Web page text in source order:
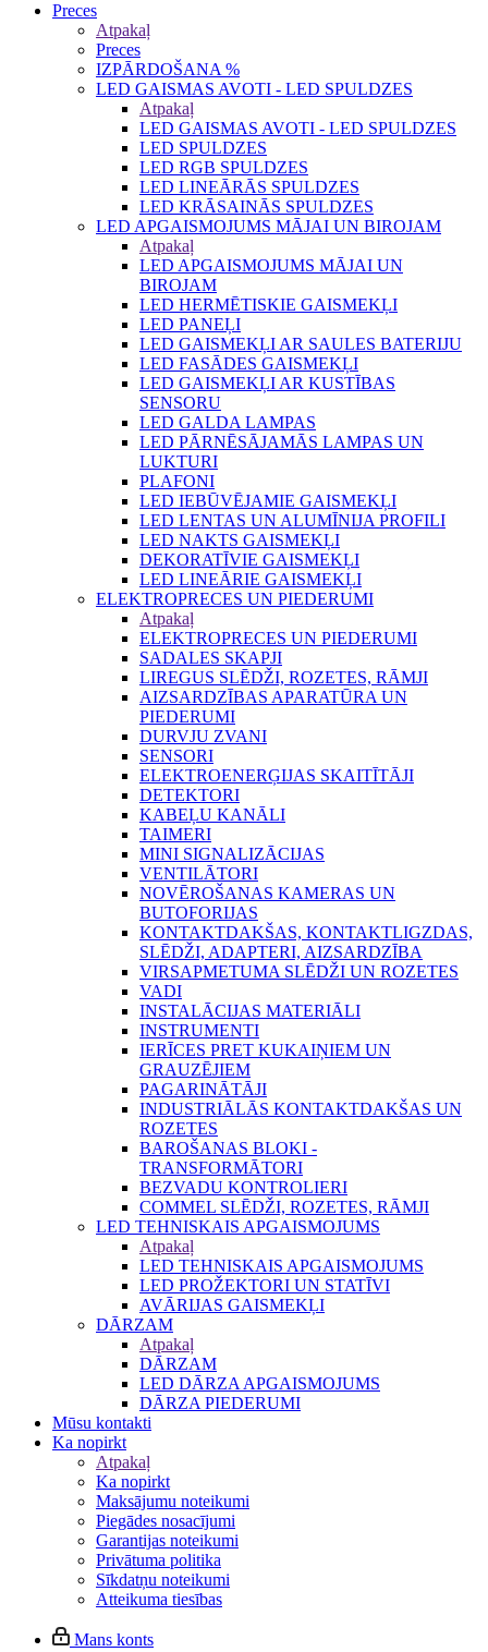
Preces
Atpakaļ
Preces
IZPĀRDOŠANA %
LED GAISMAS AVOTI - LED SPULDZES
Atpakaļ
LED GAISMAS AVOTI - LED SPULDZES
LED SPULDZES
LED RGB SPULDZES
LED LINEĀRĀS SPULDZES
LED KRĀSAINĀS SPULDZES
LED APGAISMOJUMS MĀJAI UN BIROJAM
Atpakaļ
LED APGAISMOJUMS MĀJAI UN
BIROJAM
LED HERMĒTISKIE GAISMEKĻI
LED PANEĻI
LED GAISMEKĻI AR SAULES BATERIJU
LED FASĀDES GAISMEKĻI
LED GAISMEKĻI AR KUSTĪBAS
SENSORU
LED GALDA LAMPAS
LED PĀRNĒSĀJAMĀS LAMPAS UN
LUKTURI
PLAFONI
LED IEBŪVĒJAMIE GAISMEKĻI
LED LENTAS UN ALUMĪNIJA PROFILI
LED NAKTS GAISMEKĻI
DEKORATĪVIE GAISMEKĻI
LED LINEĀRIE GAISMEKĻI
ELEKTROPRECES UN PIEDERUMI
Atpakaļ
ELEKTROPRECES UN PIEDERUMI
SADALES SKAPJI
LIREGUS SLĒDŽI, ROZETES, RĀMJI
AIZSARDZĪBAS APARATŪRA UN
PIEDERUMI
DURVJU ZVANI
SENSORI
ELEKTROENERĢIJAS SKAITĪTĀJI
DETEKTORI
KABEĻU KANĀLI
TAIMERI
MINI SIGNALIZĀCIJAS
VENTILĀTORI
NOVĒROŠANAS KAMERAS UN
BUTOFORIJAS
KONTAKTDAKŠAS, KONTAKTLIGZDAS,
SLĒDŽI, ADAPTERI, AIZSARDZĪBA
VIRSAPMETUMA SLĒDŽI UN ROZETES
VADI
INSTALĀCIJAS MATERIĀLI
INSTRUMENTI
IERĪCES PRET KUKAIŅIEM UN
GRAUZĒJIEM
PAGARINĀTĀJI
INDUSTRIĀLĀS KONTAKTDAKŠAS UN
ROZETES
BAROŠANAS BLOKI -
TRANSFORMĀTORI
BEZVADU KONTROLIERI
COMMEL SLĒDŽI, ROZETES, RĀMJI
LED TEHNISKAIS APGAISMOJUMS
Atpakaļ
LED TEHNISKAIS APGAISMOJUMS
LED PROŽEKTORI UN STATĪVI
AVĀRIJAS GAISMEKĻI
DĀRZAM
Atpakaļ
DĀRZAM
LED DĀRZA APGAISMOJUMS
DĀRZA PIEDERUMI
Mūsu kontakti
Ka nopirkt
Atpakaļ
Ka nopirkt
Maksājumu noteikumi
Piegādes nosacījumi
Garantijas noteikumi
Privātuma politika
Sīkdatņu noteikumi
Atteikuma tiesības
Mans konts